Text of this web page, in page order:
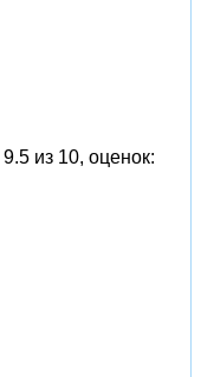
9.5 из 10, оценок: